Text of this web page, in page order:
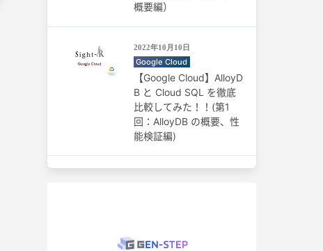
概要編）
2022年10月10日
Google Cloud
【Google Cloud】AlloyD
B と Cloud SQL を徹底
比較してみた！！(第1
回：AlloyDB の概要、性
能検証編)